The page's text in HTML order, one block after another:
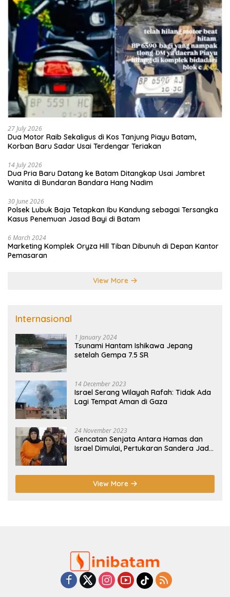
27 July 2026
Dua Motor Raib Sekaligus di Kos Tanjung Piayu Batam,
Korban Baru Sadar Usai Terdengar Teriakan
14 July 2026
Dua Pria Baru Datang ke Batam Ditangkap Usai Jambret
Wanita di Bundaran Bandara Hang Nadim
30 June 2026
Polsek Lubuk Baja Tetapkan Ibu Kandung sebagai Tersangka
Kasus Penemuan Jasad Bayi di Batam
6 March 2024
Marketing Komplek Oryza Hill Tiban Dibunuh di Depan Kantor
Pemasaran
View More
Internasional
1 January 2024
Tsunami Hantam Ishikawa Jepang
setelah Gempa 7.5 SR
14 December 2023
Israel Serang Wilayah Rafah: Tidak Ada
Lagi Tempat Aman di Gaza
24 November 2023
Gencatan Senjata Antara Hamas dan
Israel Dimulai, Pertukaran Sandera Jadi
View More